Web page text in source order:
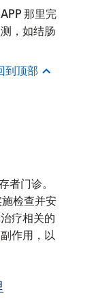
那里完
，如结肠
到顶部
者门诊。
检查并安
疗相关的
作用，以